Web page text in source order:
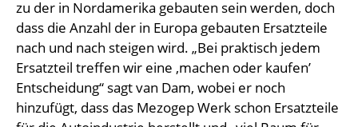
zu der in Nordamerika gebauten sein werden, doch
dass die Anzahl der in Europa gebauten Ersatzteile
nach und nach steigen wird. „Bei praktisch jedem
Ersatzteil treffen wir eine ‚machen oder kaufen’
Entscheidung“ sagt van Dam, wobei er noch
hinzufügt, dass das Mezogep Werk schon Ersatzteile